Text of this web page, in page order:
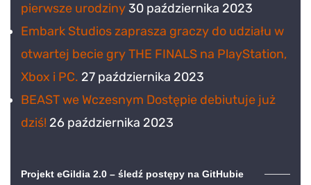
pierwsze urodziny30 października 2023
Embark Studios zaprasza graczy do udziału w
otwartej becie gry THE FINALS na PlayStation,
Xbox i PC. 27 października 2023
BEAST we Wczesnym Dostępie debiutuje już
dziś! 26 października 2023
Projekt eGildia 2.0 – śledź postępy na GitHubie